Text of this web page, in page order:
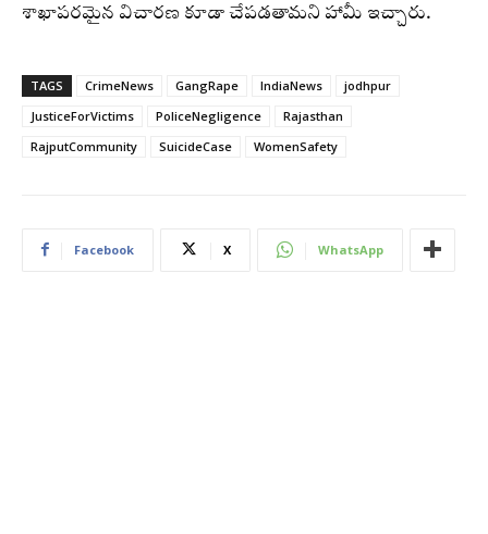
శాఖాపరమైన విచారణ కూడా చేపడతామని హామీ ఇచ్చారు.
TAGS CrimeNews GangRape IndiaNews
jodhpur
JusticeForVictims
PoliceNegligence
Rajasthan
RajputCommunity
SuicideCase WomenSafety
Facebook X WhatsApp